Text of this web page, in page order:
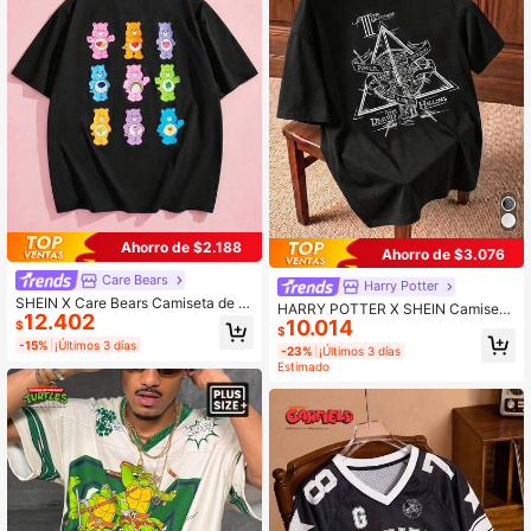
Ahorro de $2.188
Care Bears
SHEIN X Care Bears Camiseta de m
anga corta casual de verano con es
tampa de oso linda para hombres d
e talla grande
$12.402
-15% ¡Últimos 3 días
Ahorro de $3.076
Harry Potter
HARRY POTTER X SHEIN Camiseta
de manga corta de punto ajustada c
asual con estampado de las Reliqui
as de la Muerte para hombre
$10.014
-23% ¡Últimos 3 días
Estimado